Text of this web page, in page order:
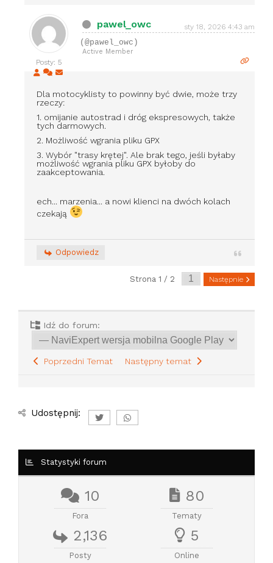
Posty: 5
pawel_owc sty 18, 2026 4:43 am
(@pawel_owc)
Active Member
Dla motocyklisty to powinny być dwie, może trzy
rzeczy:
1. omijanie autostrad i dróg ekspresowych, także
tych darmowych.
2. Możliwość wgrania pliku GPX
3. Wybór "trasy krętej". Ale brak tego, jeśli byłaby
możliwość wgrania pliku GPX byłoby do
zaakceptowania.
ech... marzenia... a nowi klienci na dwóch kolach
czekają
Odpowiedz
Strona 1 / 2 Następnie
Idź do forum:
Poprzedni Temat Następny temat
Udostępnij:
Statystyki forum
10
Fora
80
Tematy
2,136
Posty
5
Online